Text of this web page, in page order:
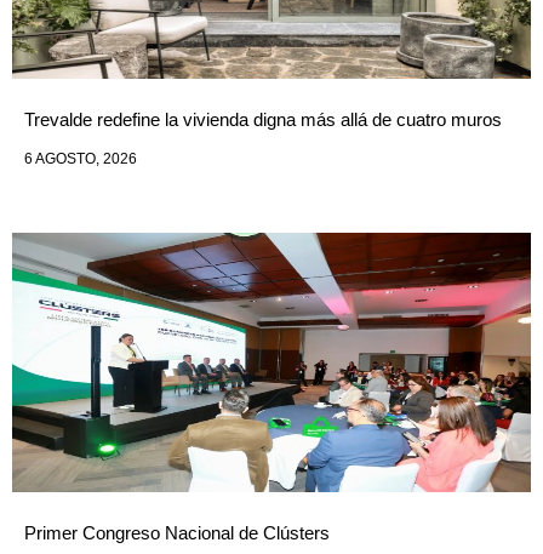
Trevalde redefine la vivienda digna más allá de cuatro muros
6 AGOSTO, 2026
Primer Congreso Nacional de Clústers